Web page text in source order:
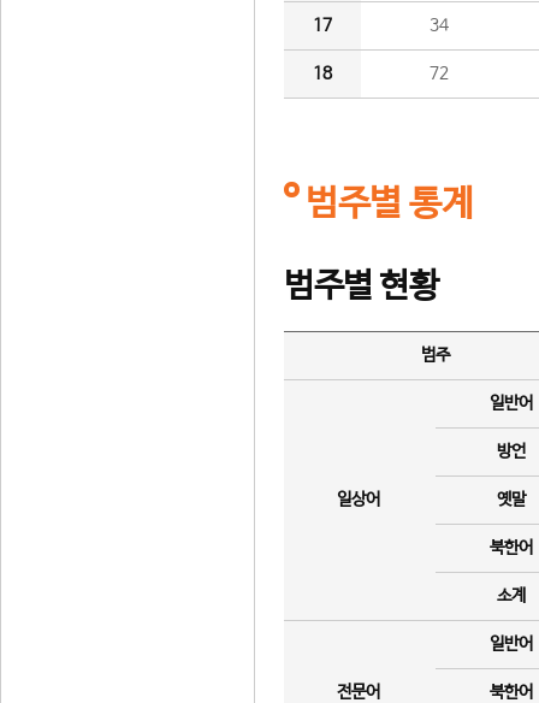
17 34
18 72
범주별 통계
범주별 현황
범주
일상어
일반어
방언
옛말
북한어
소계
전문어
일반어
북한어